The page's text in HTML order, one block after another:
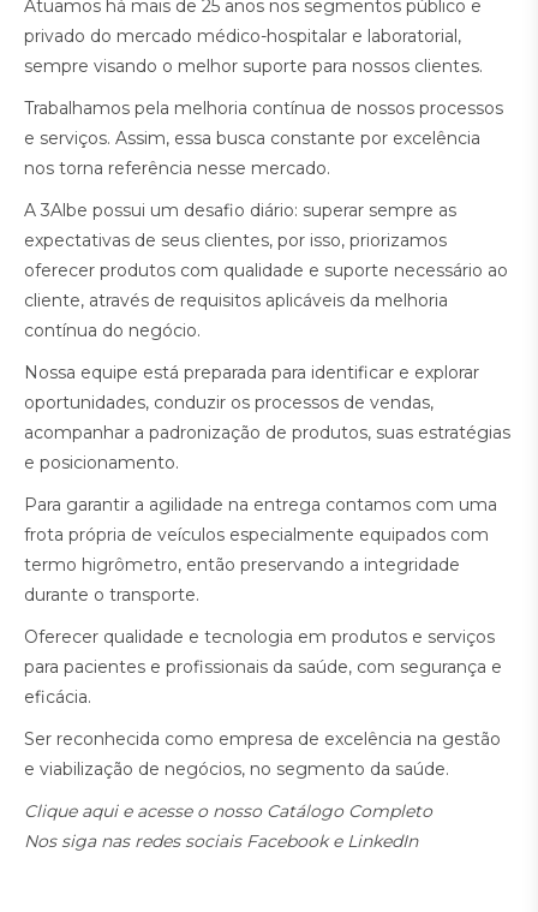
Atuamos há mais de 25 anos nos segmentos público e
privado do mercado médico-hospitalar e laboratorial,
sempre visando o melhor suporte para nossos clientes.
Trabalhamos pela melhoria contínua de nossos processos
e serviços. Assim, essa busca constante por excelência
nos torna referência nesse mercado.
A 3Albe possui um desafio diário: superar sempre as
expectativas de seus clientes, por isso, priorizamos
oferecer produtos com qualidade e suporte necessário ao
cliente, através de requisitos aplicáveis da melhoria
contínua do negócio.
Nossa equipe está preparada para identificar e explorar
oportunidades, conduzir os processos de vendas,
acompanhar a padronização de produtos, suas estratégias
e posicionamento.
Para garantir a agilidade na entrega contamos com uma
frota própria de veículos especialmente equipados com
termo higrômetro, então preservando a integridade
durante o transporte.
Oferecer qualidade e tecnologia em produtos e serviços
para pacientes e profissionais da saúde, com segurança e
eficácia.
Ser reconhecida como empresa de excelência na gestão
e viabilização de negócios, no segmento da saúde.
Clique aquie acesse o nosso Catálogo Completo
Nos siga nas redes sociais Facebooke LinkedIn